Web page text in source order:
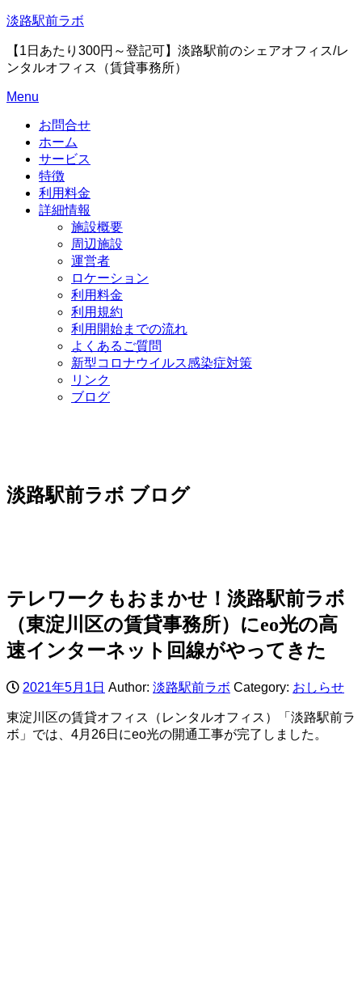
Skip
content
淡路駅前ラボ
【1日あたり300円～登記可】淡路駅前のシェアオフィス/レ
ンタルオフィス（賃貸事務所）
Menu
お問合せ
ホーム
サービス
特徴
利用料金
詳細情報
施設概要
周辺施設
運営者
ロケーション
利用料金
利用規約
利用開始までの流れ
よくあるご質問
新型コロナウイルス感染症対策
リンク
ブログ
淡路駅前ラボ ブログ
テレワークもおまかせ！淡路駅前ラボ
（東淀川区の賃貸事務所）にeo光の高
速インターネット回線がやってきた
2021年5月1日 Author: 淡路駅前ラボ Category: おしらせ
東淀川区の賃貸オフィス（レンタルオフィス）「淡路駅前ラ
ボ」では、4月26日にeo光の開通工事が完了しました。